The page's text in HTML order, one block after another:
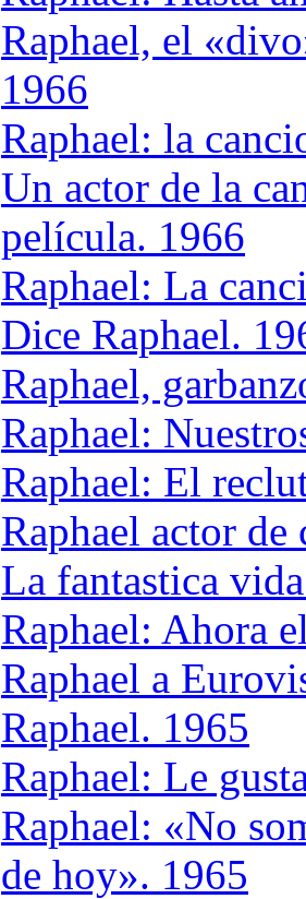
Raphael, el
1966
Raphael: la
Un actor de la
película. 1966
Raphael: La
Dice Raphael.
Raphael,
Raphael:
Raphael: El
Raphael actor de
La fantastica
Raphael: Ahora
Raphael a
Raphael. 1965
Raphael: Le
Raphael: «No
de hoy». 1965